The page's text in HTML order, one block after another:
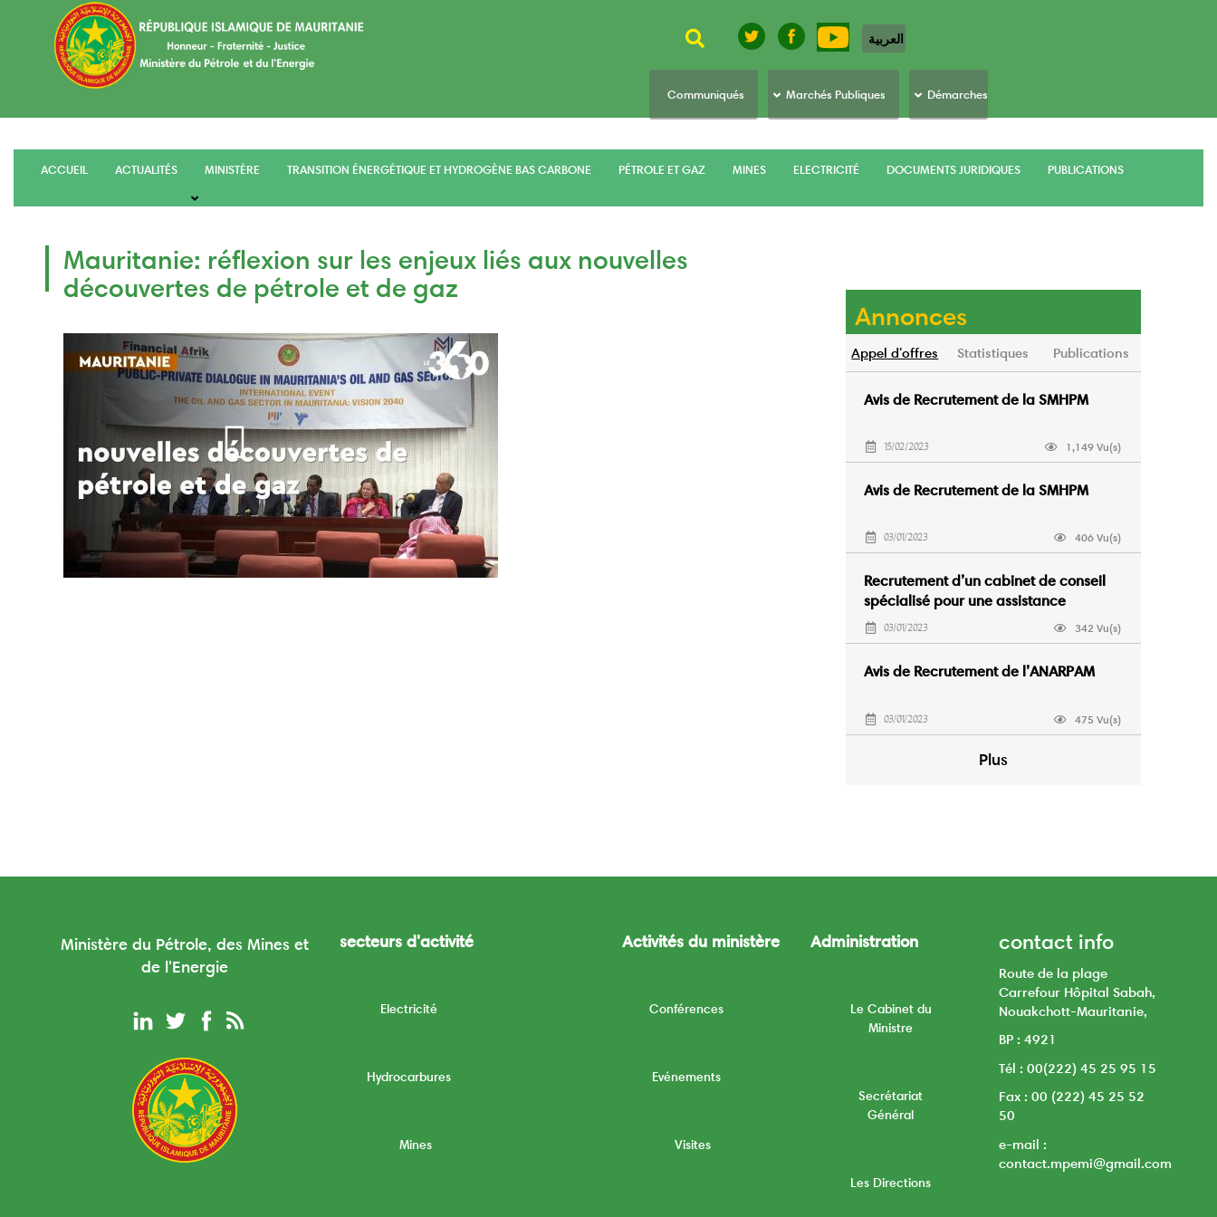
Rechercher
العربية
topCommuniqués Marchés Publiques Démarches
main
menu
ACCUEIL ACTUALITÉS MINISTÈRE TRANSITION ÉNERGÉTIQUE ET HYDROGÈNE BAS CARBONE PÉTROLE ET GAZ MINES ELECTRICITÉ DOCUMENTS JURIDIQUES PUBLICATIONS
Mauritanie: réflexion sur les enjeux liés aux nouvelles
découvertes de pétrole et de gaz
Annonces
Appel d'offres Statistiques Publications
Avis de Recrutement de la SMHPM
15/02/2023 1,149 Vu(s)
Avis de Recrutement de la SMHPM
03/01/2023 406 Vu(s)
Recrutement d’un cabinet de conseil
spécialisé pour une assistance
juridique
03/01/2023 342 Vu(s)
Avis de Recrutement de l’ANARPAM
03/01/2023 475 Vu(s)
Plus
Ministère du Pétrole, des Mines et
de l'Energie
secteurs d'activité
Electricité
Hydrocarbures
Mines
Activités du ministère
Conférences
Evénements
Visites
Administration
Le Cabinet du
Ministre
Secrétariat
Général
Les Directions
contact info
Route de la plage
Carrefour Hôpital Sabah,
Nouakchott-Mauritanie,
BP : 4921
Tél : 00(222) 45 25 95 15
Fax : 00 (222) 45 25 52
50
e-mail :
contact.mpemi@gmail.com